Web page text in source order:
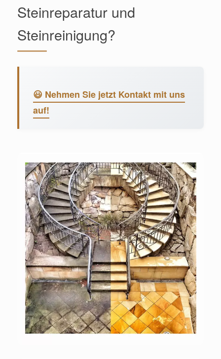
Steinreparatur und
Steinreinigung?
😃 Nehmen Sie jetzt Kontakt mit uns
auf!